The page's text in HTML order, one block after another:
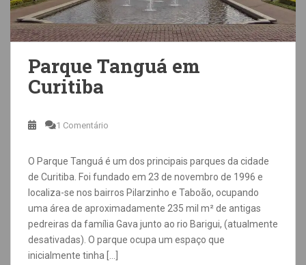
Parque Tanguá em
Curitiba
1 Comentário
O Parque Tanguá é um dos principais parques da cidade
de Curitiba. Foi fundado em 23 de novembro de 1996 e
localiza-se nos bairros Pilarzinho e Taboão, ocupando
uma área de aproximadamente 235 mil m² de antigas
pedreiras da família Gava junto ao rio Barigui, (atualmente
desativadas). O parque ocupa um espaço que
inicialmente tinha […]